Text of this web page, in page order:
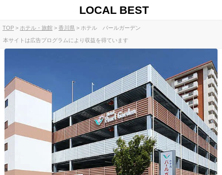
LOCAL BEST
TOP ホテル・旅館 香川県 ホテル パールガーデン
本サイトは広告プログラムにより収益を得ています